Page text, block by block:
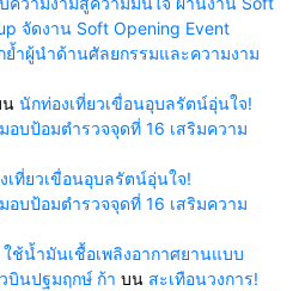
จัดงาน Soft Opening Event
ำผู้นำด้านศัลยกรรมและความงาม
นักท่องเที่ยวเขื่อนอุบลรัตน์อุ่นใจ!
บป้อมตำรวจจุดที่ 16 เสริมความ
เที่ยวเขื่อนอุบลรัตน์อุ่นใจ!
บป้อมตำรวจจุดที่ 16 เสริมความ
ใช้น้ำมันเชื้อเพลิงอากาศยานแบบ
บินปฐมฤกษ์ ก้า บน สะเทือนวงการ!